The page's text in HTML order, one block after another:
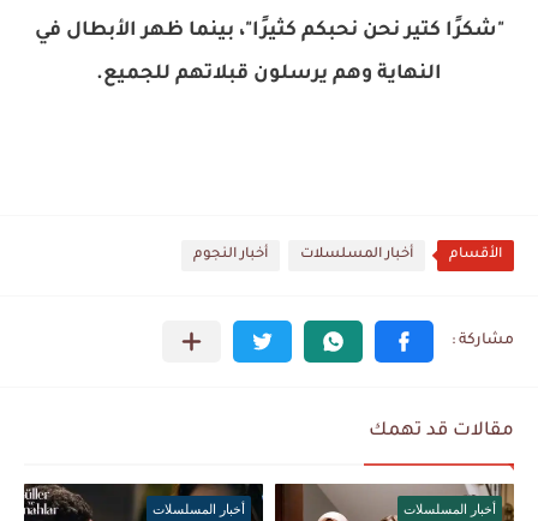
"شكرًا كتير نحن نحبكم كثيرًا"، بينما ظهر الأبطال في
النهاية وهم يرسلون قبلاتهم للجميع.
الأقسام أخبار المسلسلات أخبار النجوم
مقالات قد تهمك
أخبار المسلسلات أخبار المسلسلات